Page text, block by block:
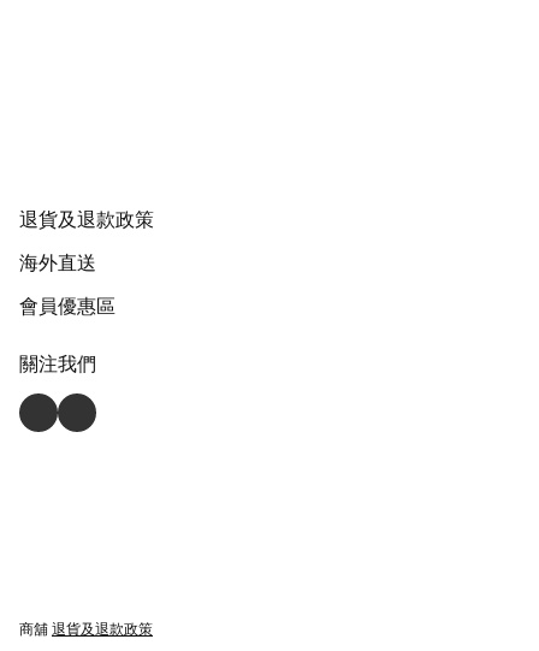
退貨及退款政策
海外直送
會員優惠區
關注我們
商舖 退貨及退款政策